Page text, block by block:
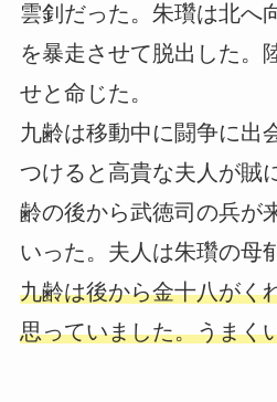
雲釗だった。朱瓚は北へ
を暴走させて脱出した。
せと命じた。
九齢は移動中に闘争に出
つけると高貴な夫人が賊
齢の後から武徳司の兵が
いった。夫人は朱瓚の母
九齢は後から金十八がく
思っていました。うまく